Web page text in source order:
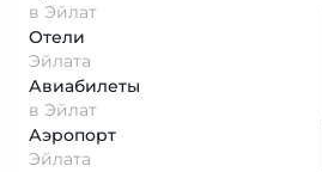
в Эйлат
Отели
Эйлата
Авиабилеты
в Эйлат
Аэропорт
Эйлата